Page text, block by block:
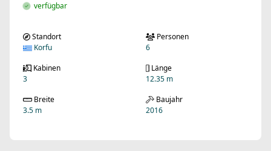
verfügbar
Standort
Korfu
Personen
6
Kabinen
3
Länge
12.35 m
Breite
3.5 m
Baujahr
2016